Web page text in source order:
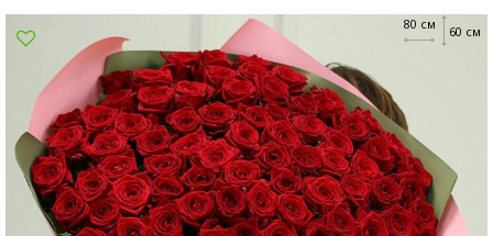
Рівне
Харків
Херсон
60 см
80 см